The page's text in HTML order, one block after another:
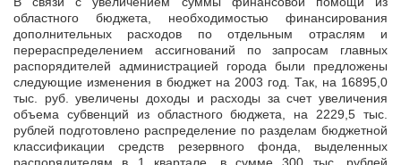
областного бюджета, необходимостью финансирования
дополнительных расходов по отдельным отраслям и
перераспределением ассигнований по запросам главных
распорядителей администрацией города были предложены
следующие изменения в бюджет на 2003 год. Так, на 16895,0
тыс. руб. увеличены доходы и расходы за счет увеличения
объема субвенций из областного бюджета, на 2229,5 тыс.
рублей подготовлено распределение по разделам бюджетной
классификации средств резервного фонда, выделенных